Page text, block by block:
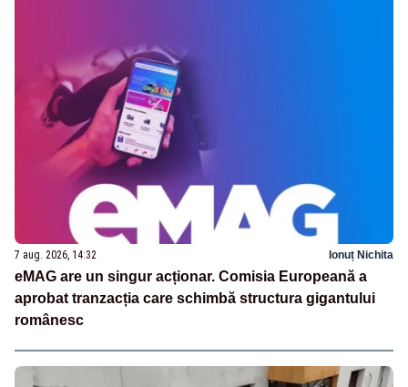
7 aug. 2026, 14:32 Ionuț Nichita
eMAG are un singur acționar. Comisia Europeană a
aprobat tranzacția care schimbă structura gigantului
românesc